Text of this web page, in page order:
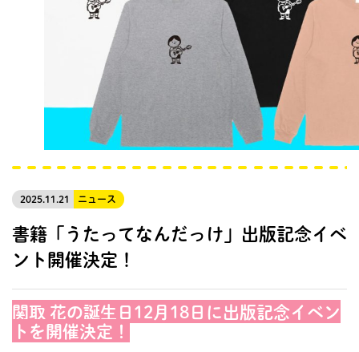
2025.11.21 ニュース
書籍「うたってなんだっけ」出版記念イベ
ント開催決定！
関取 花の誕生日12月18日に出版記念イベン
トを開催決定！